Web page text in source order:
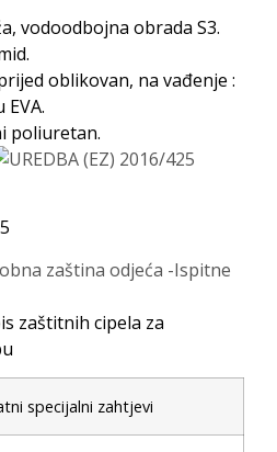
vodoodbojna obrada S3.
oblikovan, na vađenje :
poliuretan.
zaština odjeća -Ispitne
zaštitnih cipela za
specijalni zahtjevi